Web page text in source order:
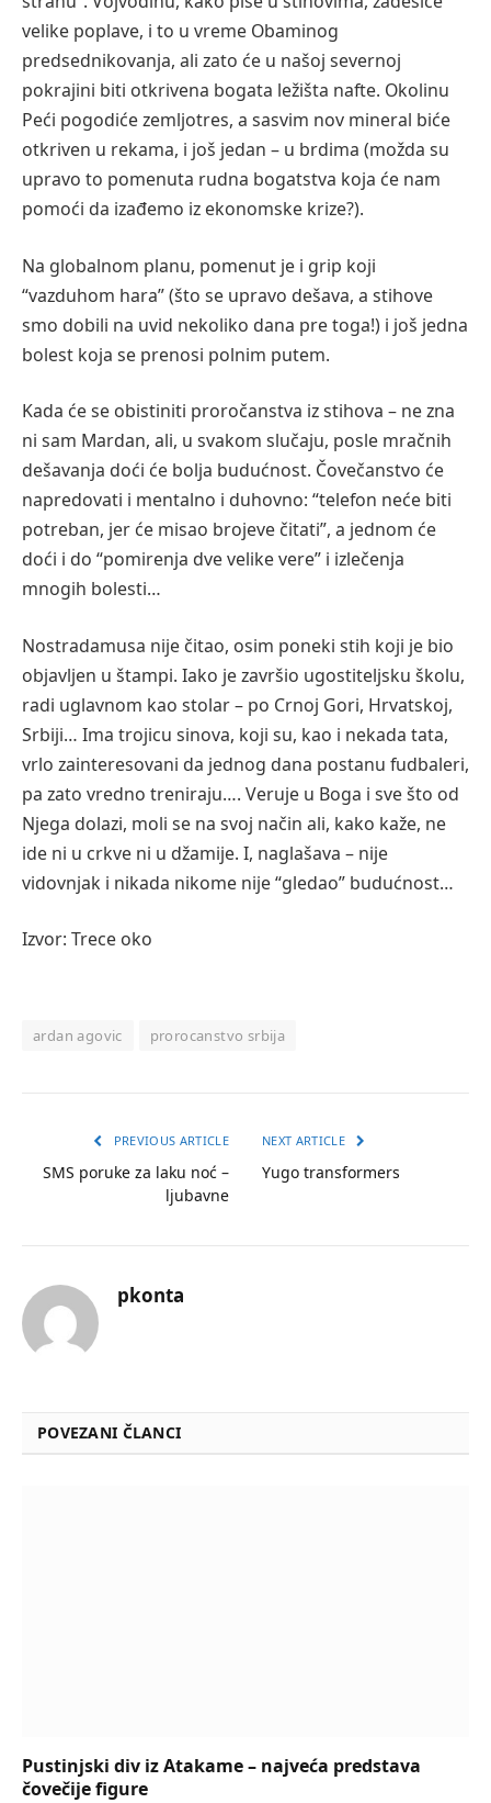
velike poplave, i to u vreme Obaminog
predsednikovanja, ali zato će u našoj severnoj
pokrajini biti otkrivena bogata ležišta nafte. Okolinu
Peći pogodiće zemljotres, a sasvim nov mineral biće
otkriven u rekama, i još jedan – u brdima (možda su
upravo to pomenuta rudna bogatstva koja će nam
pomoći da izađemo iz ekonomske krize?).
Na globalnom planu, pomenut je i grip koji
“vazduhom hara” (što se upravo dešava, a stihove
smo dobili na uvid nekoliko dana pre toga!) i još jedna
bolest koja se prenosi polnim putem.
Kada će se obistiniti proročanstva iz stihova – ne zna
ni sam Mardan, ali, u svakom slučaju, posle mračnih
dešavanja doći će bolja budućnost. Čovečanstvo će
napredovati i mentalno i duhovno: “telefon neće biti
potreban, jer će misao brojeve čitati”, a jednom će
doći i do “pomirenja dve velike vere” i izlečenja
mnogih bolesti…
Nostradamusa nije čitao, osim poneki stih koji je bio
objavljen u štampi. Iako je završio ugostiteljsku školu,
radi uglavnom kao stolar – po Crnoj Gori, Hrvatskoj,
Srbiji… Ima trojicu sinova, koji su, kao i nekada tata,
vrlo zainteresovani da jednog dana postanu fudbaleri,
pa zato vredno treniraju…. Veruje u Boga i sve što od
Njega dolazi, moli se na svoj način ali, kako kaže, ne
ide ni u crkve ni u džamije. I, naglašava – nije
vidovnjak i nikada nikome nije “gledao” budućnost…
Izvor: Trece oko
ardan agovic prorocanstvo srbija
PREVIOUS ARTICLE
SMS poruke za laku noć –
ljubavne
NEXT ARTICLE
Yugo transformers
pkonta
POVEZANI ČLANCI
Pustinjski div iz Atakame – najveća predstava
čovečije figure